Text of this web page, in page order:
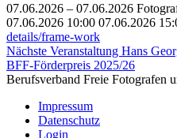
07.06.2026 – 07.06.2026
07.06.2026 10:00 07.06.2026
details/frame-work
Nächste Veranstaltung Hans
BFF-Förderpreis 2025/26
Berufsverband Freie Fotografen
Impressum
Datenschutz
Login